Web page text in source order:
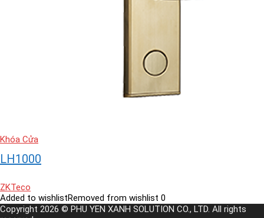
Khóa Cửa
LH1000
ZKTeco
Added to wishlistRemoved from wishlist 0
Copyright 2026 © PHU YEN XANH SOLUTION CO., LTD. All rights